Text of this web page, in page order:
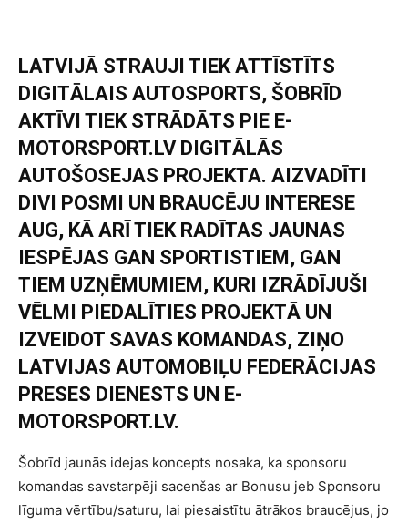
LATVIJĀ STRAUJI TIEK ATTĪSTĪTS
DIGITĀLAIS AUTOSPORTS, ŠOBRĪD
AKTĪVI TIEK STRĀDĀTS PIE E-
MOTORSPORT.LV DIGITĀLĀS
AUTOŠOSEJAS PROJEKTA. AIZVADĪTI
DIVI POSMI UN BRAUCĒJU INTERESE
AUG, KĀ ARĪ TIEK RADĪTAS JAUNAS
IESPĒJAS GAN SPORTISTIEM, GAN
TIEM UZŅĒMUMIEM, KURI IZRĀDĪJUŠI
VĒLMI PIEDALĪTIES PROJEKTĀ UN
IZVEIDOT SAVAS KOMANDAS, ZIŅO
LATVIJAS AUTOMOBIĻU FEDERĀCIJAS
PRESES DIENESTS UN E-
MOTORSPORT.LV.
Šobrīd jaunās idejas koncepts nosaka, ka sponsoru
komandas savstarpēji sacenšas ar Bonusu jeb Sponsoru
līguma vērtību/saturu, lai piesaistītu ātrākos braucējus, jo